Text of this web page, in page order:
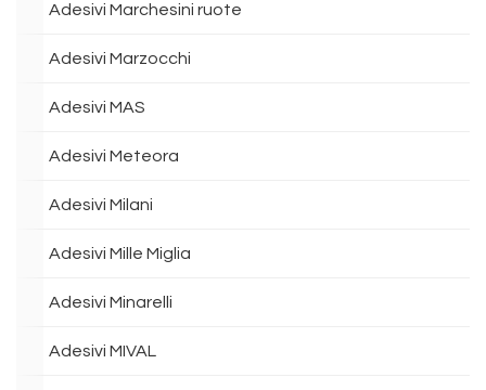
Adesivi Marchesini ruote
Adesivi Marzocchi
Adesivi MAS
Adesivi Meteora
Adesivi Milani
Adesivi Mille Miglia
Adesivi Minarelli
Adesivi MIVAL